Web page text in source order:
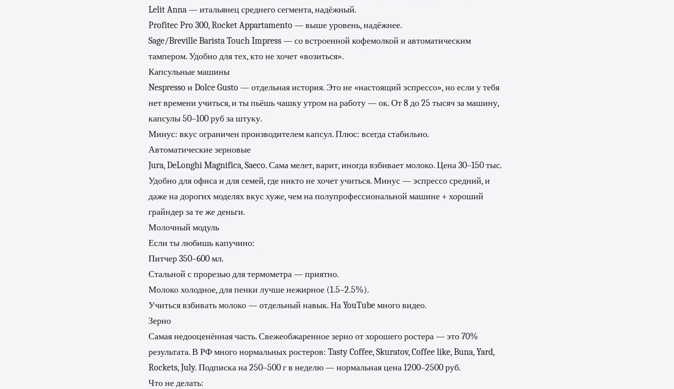
Lelit Anna — итальянец среднего сегмента, надёжный.
Profitec Pro 300, Rocket Appartamento — выше уровень, надёжнее.
Sage/Breville Barista Touch Impress — со встроенной кофемолкой и автоматическим
тампером. Удобно для тех, кто не хочет «возиться».
Капсульные машины
Nespresso и Dolce Gusto — отдельная история. Это не «настоящий эспрессо», но если у тебя
нет времени учиться, и ты пьёшь чашку утром на работу — ок. От 8 до 25 тысяч за машину,
капсулы 50–100 руб за штуку.
Минус: вкус ограничен производителем капсул. Плюс: всегда стабильно.
Автоматические зерновые
Jura, DeLonghi Magnifica, Saeco. Сама мелет, варит, иногда взбивает молоко. Цена 30–150 тыс.
Удобно для офиса и для семей, где никто не хочет учиться. Минус — эспрессо средний, и
даже на дорогих моделях вкус хуже, чем на полупрофессиональной машине + хороший
грайндер за те же деньги.
Молочный модуль
Если ты любишь капучино:
Питчер 350–600 мл.
Стальной с прорезью для термометра — приятно.
Молоко холодное, для пенки лучше нежирное (1.5–2.5%).
Учиться взбивать молоко — отдельный навык. На YouTube много видео.
Зерно
Самая недооценённая часть. Свежеобжаренное зерно от хорошего ростера — это 70%
результата. В РФ много нормальных ростеров: Tasty Coffee, Skuratov, Coffee like, Buna, Yard,
Rockets, July. Подписка на 250–500 г в неделю — нормальная цена 1200–2500 руб.
Что не делать: